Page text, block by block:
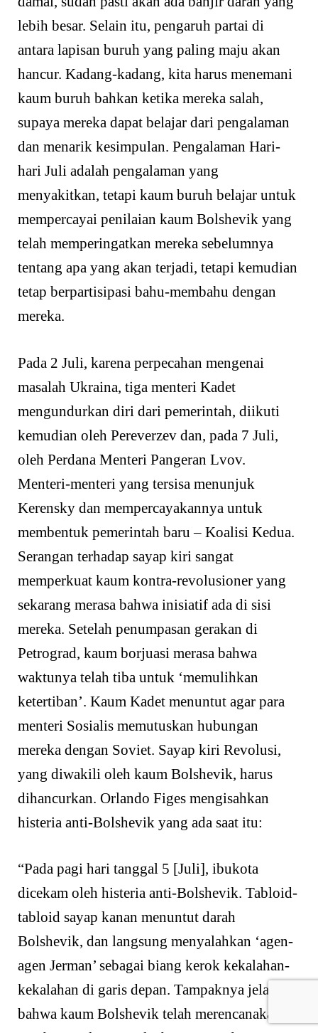
lebih besar. Selain itu, pengaruh partai di
antara lapisan buruh yang paling maju akan
hancur. Kadang-kadang, kita harus menemani
kaum buruh bahkan ketika mereka salah,
supaya mereka dapat belajar dari pengalaman
dan menarik kesimpulan. Pengalaman Hari-
hari Juli adalah pengalaman yang
menyakitkan, tetapi kaum buruh belajar untuk
mempercayai penilaian kaum Bolshevik yang
telah memperingatkan mereka sebelumnya
tentang apa yang akan terjadi, tetapi kemudian
tetap berpartisipasi bahu-membahu dengan
mereka.
Pada 2 Juli, karena perpecahan mengenai
masalah Ukraina, tiga menteri Kadet
mengundurkan diri dari pemerintah, diikuti
kemudian oleh Pereverzev dan, pada 7 Juli,
oleh Perdana Menteri Pangeran Lvov.
Menteri-menteri yang tersisa menunjuk
Kerensky dan mempercayakannya untuk
membentuk pemerintah baru – Koalisi Kedua.
Serangan terhadap sayap kiri sangat
memperkuat kaum kontra-revolusioner yang
sekarang merasa bahwa inisiatif ada di sisi
mereka. Setelah penumpasan gerakan di
Petrograd, kaum borjuasi merasa bahwa
waktunya telah tiba untuk ‘memulihkan
ketertiban’. Kaum Kadet menuntut agar para
menteri Sosialis memutuskan hubungan
mereka dengan Soviet. Sayap kiri Revolusi,
yang diwakili oleh kaum Bolshevik, harus
dihancurkan. Orlando Figes mengisahkan
histeria anti-Bolshevik yang ada saat itu:
“Pada pagi hari tanggal 5 [Juli], ibukota
dicekam oleh histeria anti-Bolshevik. Tabloid-
tabloid sayap kanan menuntut darah
Bolshevik, dan langsung menyalahkan ‘agen-
agen Jerman’ sebagai biang kerok kekalahan-
kekalahan di garis depan. Tampaknya jelas
bahwa kaum Bolshevik telah merencanakan